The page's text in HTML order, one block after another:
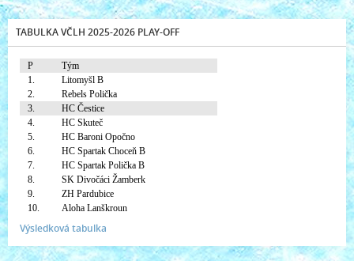
TABULKA VČLH 2025-2026 PLAY-OFF
P
Tým
1.
Litomyšl B
2.
Rebels Polička
3.
HC Čestice
4.
HC Skuteč
5.
HC Baroni Opočno
6.
HC Spartak Choceň B
7.
HC Spartak Polička B
8.
SK Divočáci Žamberk
9.
ZH Pardubice
10.
Aloha Lanškroun
Výsledková tabulka